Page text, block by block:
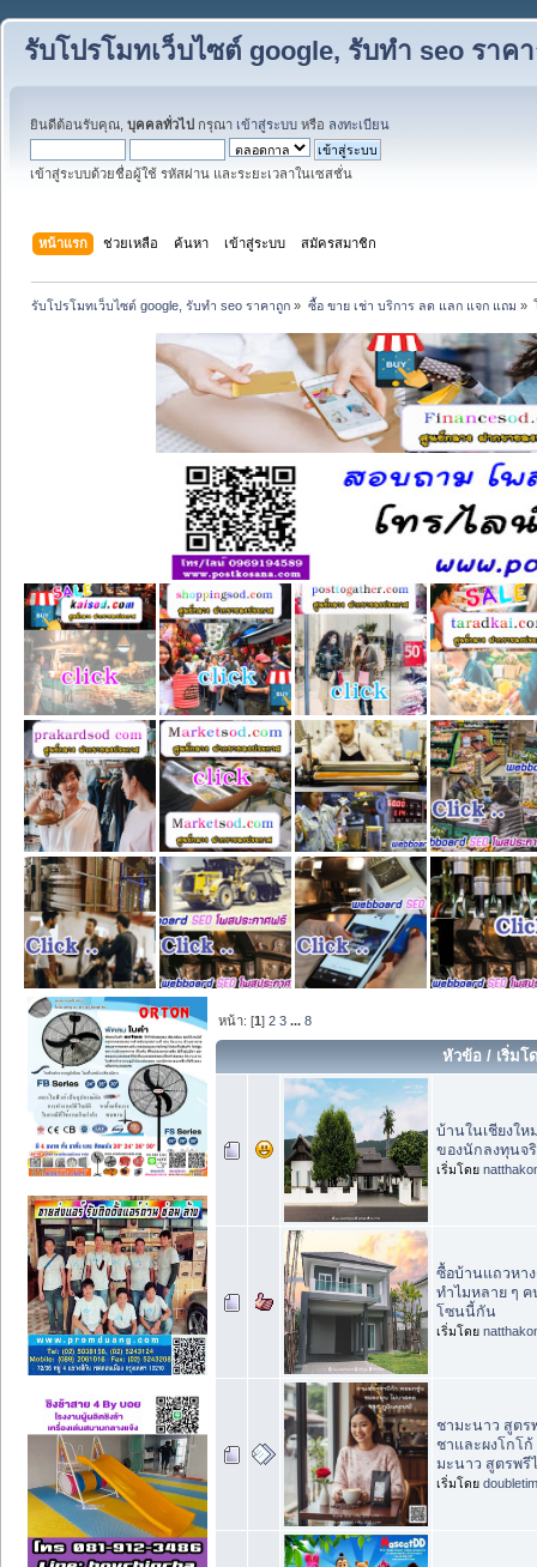
รับโปรโมทเว็บไซต์ google, รับทำ seo ราค
ยินดีต้อนรับคุณ, บุคคลทั่วไป กรุณา เข้าสู่ระบบ หรือ ลงทะเบียน
เข้าสู่ระบบด้วยชื่อผู้ใช้ รหัสผ่าน และระยะเวลาในเซสชั่น
หน้าแรก ช่วยเหลือ ค้นหา เข้าสู่ระบบ สมัครสมาชิก
รับโปรโมทเว็บไซต์ google, รับทำ seo ราคาถูก » ซื้อ ขาย เช่า บริการ ลด แลก แจก แถม »
หน้า: [1]2 3 ...8
หัวข้อ / เริ่มโ
บ้านในเชียงให
ของนักลงทุนจ
เริ่มโดย
ซื้อบ้านแถวหา
ทำไมหลาย ๆ ค
โซนนี้กัน
เริ่มโดย
ชามะนาว สูตร
ชาและผงโกโก้
มะนาว สูตรพรี
เริ่มโดย